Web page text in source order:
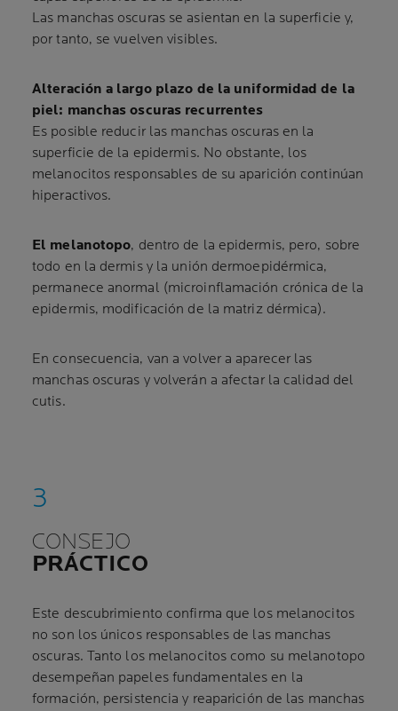
Las manchas oscuras se asientan en la superficie y,
por tanto, se vuelven visibles.
Alteración a largo plazo de la uniformidad de la
piel: manchas oscuras recurrentes
Es posible reducir las manchas oscuras en la
superficie de la epidermis. No obstante, los
melanocitos responsables de su aparición continúan
hiperactivos.
El melanotopo, dentro de la epidermis, pero, sobre
todo en la dermis y la unión dermoepidérmica,
permanece anormal (microinflamación crónica de la
epidermis, modificación de la matriz dérmica).
En consecuencia, van a volver a aparecer las
manchas oscuras y volverán a afectar la calidad del
cutis.
CONSEJO
PRÁCTICO
Este descubrimiento confirma que los melanocitos
no son los únicos responsables de las manchas
oscuras. Tanto los melanocitos como su melanotopo
desempeñan papeles fundamentales en la
formación, persistencia y reaparición de las manchas